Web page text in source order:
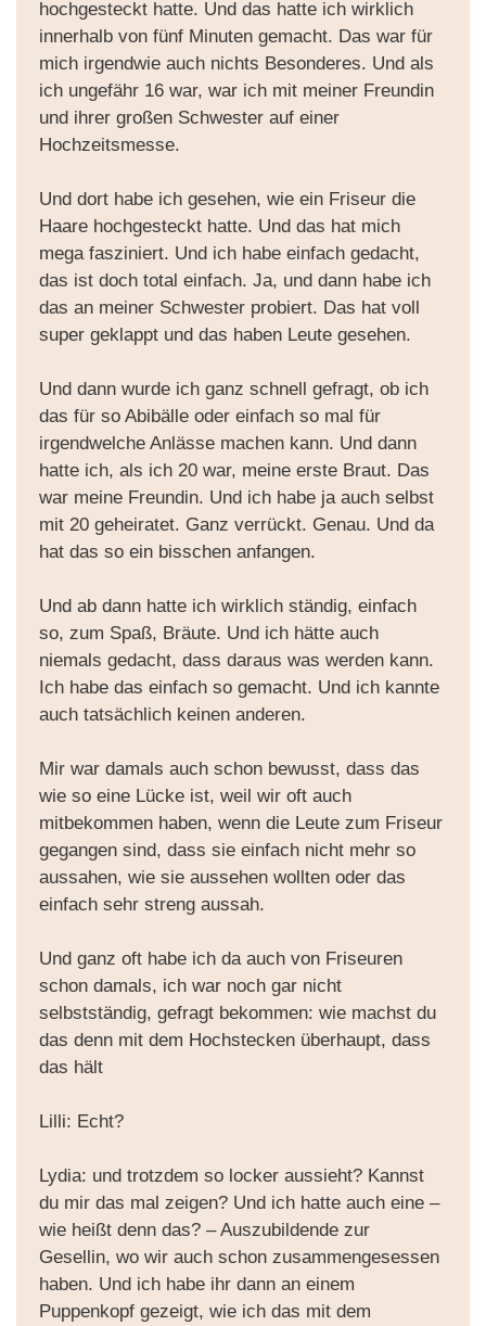
hochgesteckt hatte. Und das hatte ich wirklich
innerhalb von fünf Minuten gemacht. Das war für
mich irgendwie auch nichts Besonderes. Und als
ich ungefähr 16 war, war ich mit meiner Freundin
und ihrer großen Schwester auf einer
Hochzeitsmesse.
Und dort habe ich gesehen, wie ein Friseur die
Haare hochgesteckt hatte. Und das hat mich
mega fasziniert. Und ich habe einfach gedacht,
das ist doch total einfach. Ja, und dann habe ich
das an meiner Schwester probiert. Das hat voll
super geklappt und das haben Leute gesehen.
Und dann wurde ich ganz schnell gefragt, ob ich
das für so Abibälle oder einfach so mal für
irgendwelche Anlässe machen kann. Und dann
hatte ich, als ich 20 war, meine erste Braut. Das
war meine Freundin. Und ich habe ja auch selbst
mit 20 geheiratet. Ganz verrückt. Genau. Und da
hat das so ein bisschen anfangen.
Und ab dann hatte ich wirklich ständig, einfach
so, zum Spaß, Bräute. Und ich hätte auch
niemals gedacht, dass daraus was werden kann.
Ich habe das einfach so gemacht. Und ich kannte
auch tatsächlich keinen anderen.
Mir war damals auch schon bewusst, dass das
wie so eine Lücke ist, weil wir oft auch
mitbekommen haben, wenn die Leute zum Friseur
gegangen sind, dass sie einfach nicht mehr so
aussahen, wie sie aussehen wollten oder das
einfach sehr streng aussah.
Und ganz oft habe ich da auch von Friseuren
schon damals, ich war noch gar nicht
selbstständig, gefragt bekommen: wie machst du
das denn mit dem Hochstecken überhaupt, dass
das hält
Lilli: Echt?
Lydia: und trotzdem so locker aussieht? Kannst
du mir das mal zeigen? Und ich hatte auch eine –
wie heißt denn das? – Auszubildende zur
Gesellin, wo wir auch schon zusammengesessen
haben. Und ich habe ihr dann an einem
Puppenkopf gezeigt, wie ich das mit dem